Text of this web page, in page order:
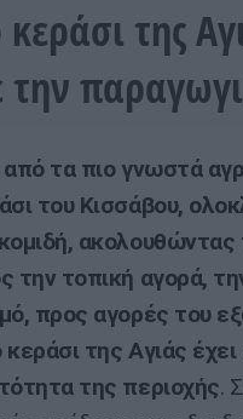
κεράσι της
την
από τα πιο γνωστά
του Κισσάβου,
την τοπική αγορά,
προς αγορές του
της Αγιάς
της περιοχής.